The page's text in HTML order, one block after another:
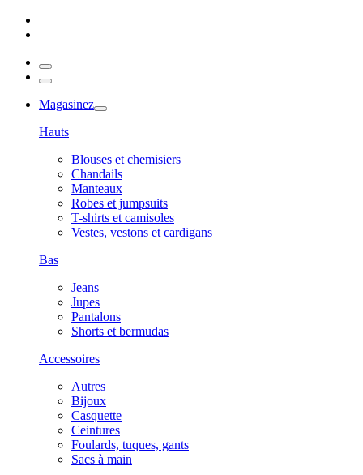
Magasinez
Hauts
Blouses et chemisiers
Chandails
Manteaux
Robes et jumpsuits
T-shirts et camisoles
Vestes, vestons et cardigans
Bas
Jeans
Jupes
Pantalons
Shorts et bermudas
Accessoires
Autres
Bijoux
Casquette
Ceintures
Foulards, tuques, gants
Sacs à main